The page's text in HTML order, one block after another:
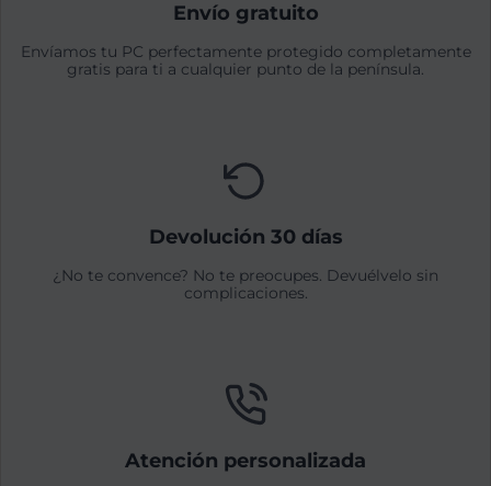
Envío gratuito
Envíamos tu PC perfectamente protegido completamente
gratis para ti a cualquier punto de la península.
Devolución 30 días
¿No te convence? No te preocupes. Devuélvelo sin
complicaciones.
Atención personalizada